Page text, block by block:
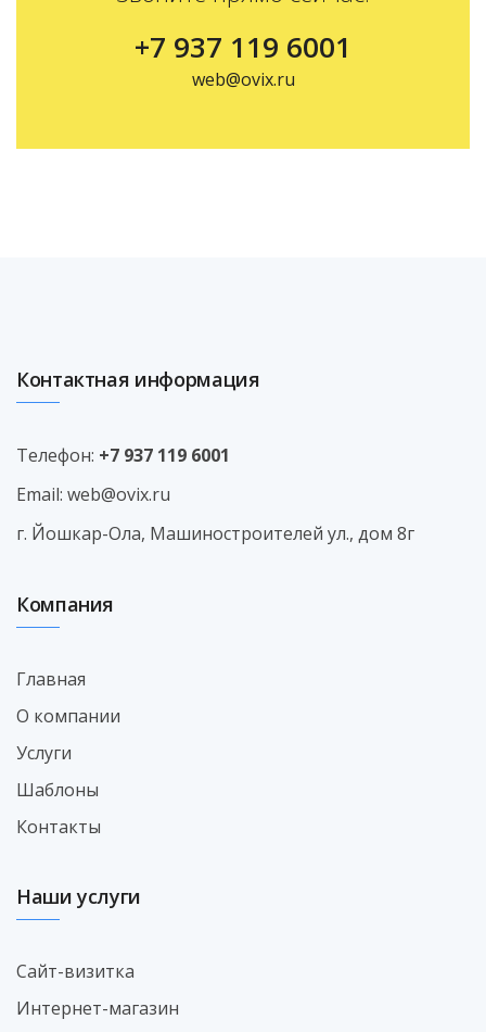
+7 937 119 6001
web@ovix.ru
Контактная информация
Телефон: +7 937 119 6001
Email: web@ovix.ru
г. Йошкар-Ола, Машиностроителей ул., дом 8г
Компания
Главная
О компании
Услуги
Шаблоны
Контакты
Наши услуги
Сайт-визитка
Интернет-магазин